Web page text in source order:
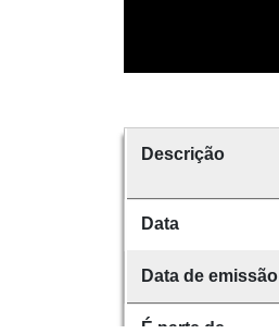
Descrição
Data
Data de emissão
É parte de